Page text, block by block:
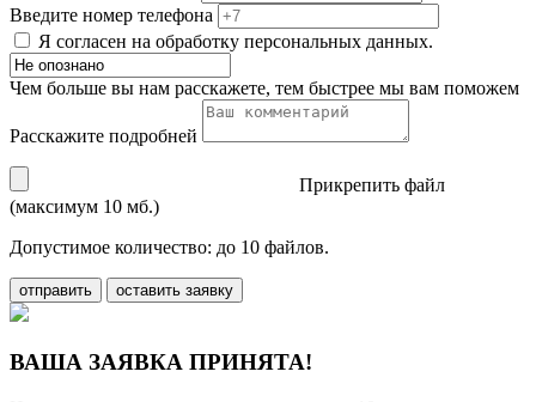
Введите номер телефона
Я согласен на обработку персональных данных.
Чем больше вы нам расскажете, тем быстрее мы вам поможем
Расскажите подробней
Прикрепить файл
(максимум 10 мб.)
Допустимое количество: до 10 файлов.
отправить оставить заявку
ВАША ЗАЯВКА ПРИНЯТА!